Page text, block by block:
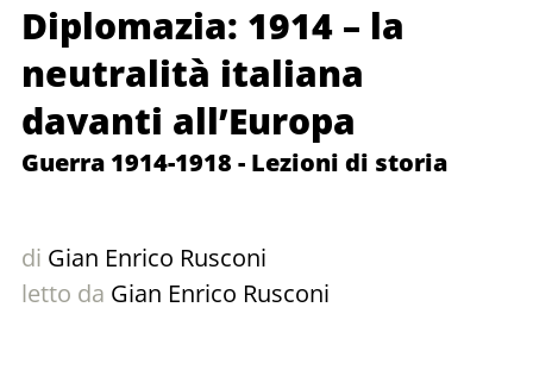
Diplomazia: 1914 – la
neutralità italiana
davanti all’Europa
Guerra 1914-1918 - Lezioni di storia
di Gian Enrico Rusconi
letto da Gian Enrico Rusconi